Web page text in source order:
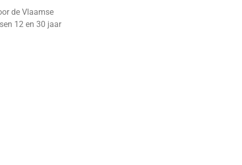
de Vlaamse
12 en 30 jaar